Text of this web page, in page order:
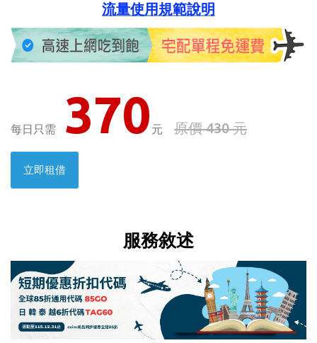
流量使用規範說明
每日只需 370 元 原價 430 元
立即租借
服務敘述